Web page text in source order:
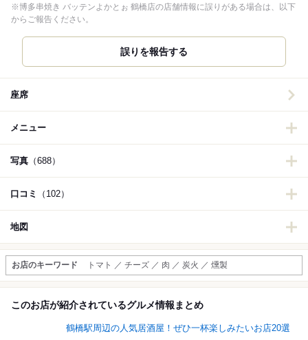
※博多串焼き バッテンよかとぉ 鶴橋店の店舗情報に誤りがある場合は、以下
からご報告ください。
誤りを報告する
座席
メニュー
写真 （688）
口コミ （102）
地図
お店のキーワード トマト ／ チーズ ／ 肉 ／ 炭火 ／ 燻製
このお店が紹介されているグルメ情報まとめ
鶴橋駅周辺の人気居酒屋！ぜひ一杯楽しみたいお店20選